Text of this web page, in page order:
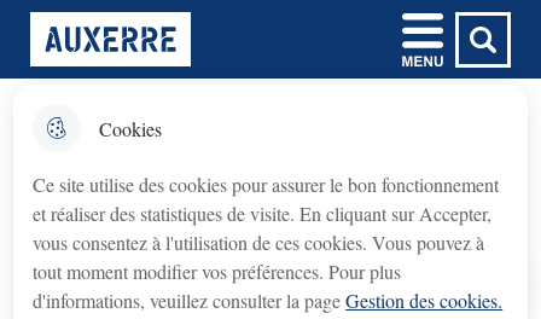
Cookies
Ce site utilise des cookies pour assurer le bon fonctionnement
et réaliser des statistiques de visite. En cliquant sur Accepter,
vous consentez à l'utilisation de ces cookies. Vous pouvez à
tout moment modifier vos préférences. Pour plus
d'informations, veuillez consulter la pageGestion des cookies.
Aller
au
menu
Aller à la
recherche
Consulter le
plan du site
𝗙𝗲𝗿𝗺𝗲𝘁𝘂𝗿𝗲 𝘁𝗲𝗺𝗽𝗼𝗿𝗮𝗶𝗿𝗲 𝗱𝘂
𝗯𝘂𝗿𝗲𝗮𝘂 𝗱𝘂 𝗖𝗿𝗲́𝗱𝗶𝘁
𝗠𝘂𝗻𝗶𝗰𝗶𝗽𝗮𝗹 (𝗽𝗿𝗲̂𝘁 𝘀𝘂𝗿 𝗴𝗮𝗴𝗲)
Le bureau duCrédit Municipal (prêt sur gage)
serafermé du lundi 3 août au lundi 31 août 2026
inclus.
Ville d'Auxerre Menu principal
Menu
l'agenda
Accueil